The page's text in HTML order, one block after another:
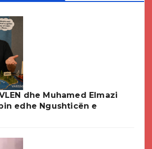
dhe Muhamed Elmazi
edhe Ngushticën e